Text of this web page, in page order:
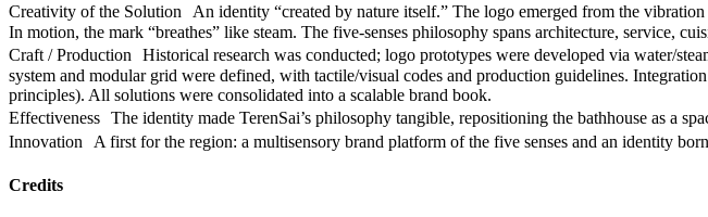
Creativity of the Solution An identity “created by nature itself.” The logo emerged from the
In motion, the mark “breathes” like steam. The five-senses philosophy spans architecture, service,
Craft / Production Historical research was conducted; logo prototypes were developed via water/
system and modular grid were defined, with tactile/visual codes and production guidelines.
principles). All solutions were consolidated into a scalable brand book.
Effectiveness The identity made TerenSai’s philosophy tangible, repositioning the bathhouse as a
Innovation A first for the region: a multisensory brand platform of the five senses and an identity
Credits